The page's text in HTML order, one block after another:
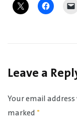
Leave a
Your email
marked*